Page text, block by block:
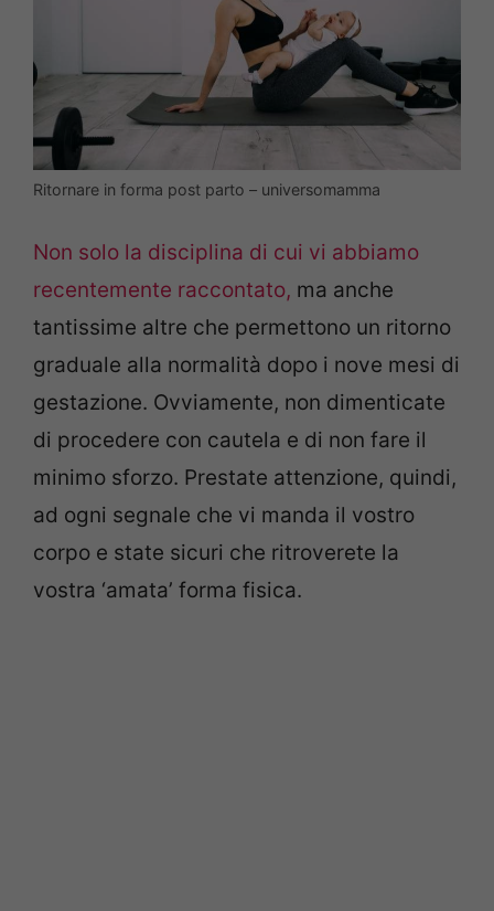
Ritornare in forma post parto – universomamma
Non solo la disciplina di cui vi abbiamo
recentemente raccontato, ma anche
tantissime altre che permettono un ritorno
graduale alla normalità dopo i nove mesi di
gestazione. Ovviamente, non dimenticate
di procedere con cautela e di non fare il
minimo sforzo. Prestate attenzione, quindi,
ad ogni segnale che vi manda il vostro
corpo e state sicuri che ritroverete la
vostra ‘amata’ forma fisica.